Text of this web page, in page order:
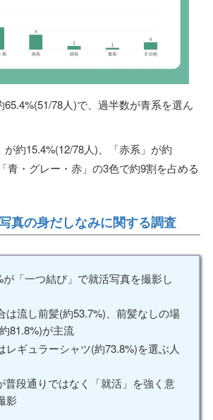
78人)で、過半数が青系を選ん
約15.4%(12/78人)、「赤系」が約
青・グレー・赤」の3色で約9割を占める
真の身だしなみに関する調査
が「一つ結び」で就活写真を撮影し
は流し前髪(約53.7%)、前髪なしの場
81.8%)が主流
レギュラーシャツ(約73.8%)を選ぶ人
普段通りではなく「就活」を強く意
影